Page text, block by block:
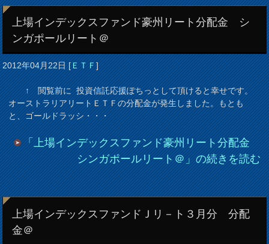
上場インデックスファンド豪州リート分配金 シ
ンガポールリート＠
2012年04月22日[ＥＴＦ]
↑ 閲覧前に 投資信託応援ぽちっとして頂けると幸せです。
オーストラリアリートＥＴＦの分配金が発生しました。もとも
と、ゴールドラッシ・・・
「上場インデックスファンド豪州リート分配金
シンガポールリート＠」の続きを読む
上場インデックスファンドＪリ－ト３月分 分配
金＠